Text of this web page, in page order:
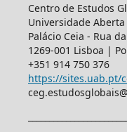
Centro de Estudos
Universidade Aberta
Palácio Ceia - Rua
1269-001 Lisboa |
+351 914 750 376
https://sites.uab.pt/